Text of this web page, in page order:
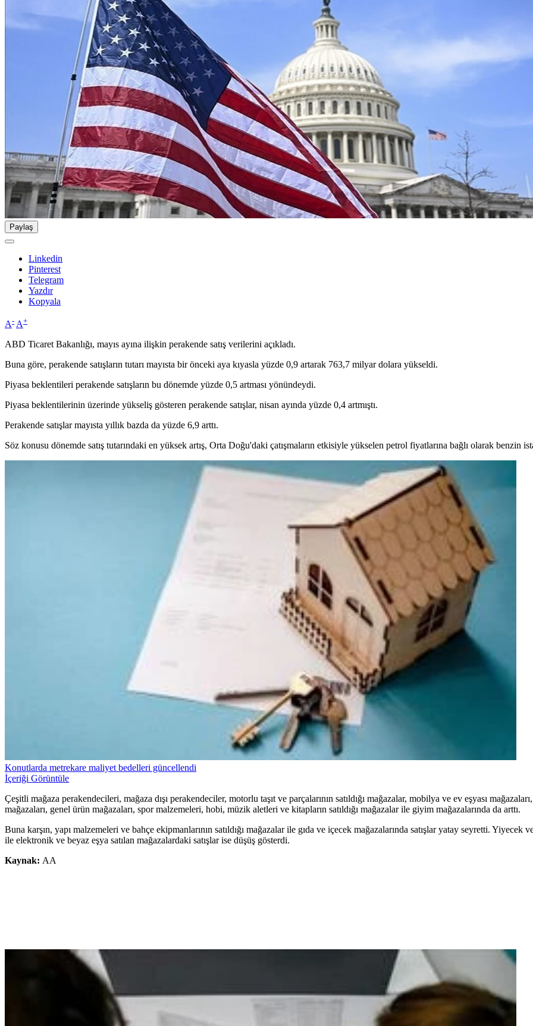
Paylaş
Linkedin
Pinterest
Telegram
Yazdır
Kopyala
A- A+
ABD Ticaret Bakanlığı, mayıs ayına ilişkin perakende satış verilerini açıkladı.
Buna göre, perakende satışların tutarı mayısta bir önceki aya kıyasla yüzde 0,9 artarak 763,7 milyar dolara yükseldi.
Piyasa beklentileri perakende satışların bu dönemde yüzde 0,5 artması yönündeydi.
Piyasa beklentilerinin üzerinde yükseliş gösteren perakende satışlar, nisan ayında yüzde 0,4 artmıştı.
Perakende satışlar mayısta yıllık bazda da yüzde 6,9 arttı.
Söz konusu dönemde satış tutarındaki en yüksek artış, Orta Doğu'daki çatışmaların etkisiyle yükselen petrol fiyatlarına bağlı olarak benzin
Konutlarda metrekare maliyet bedelleri güncellendi
İçeriği Görüntüle
Çeşitli mağaza perakendecileri, mağaza dışı perakendeciler, motorlu taşıt ve parçalarının satıldığı mağazalar, mobilya ve ev eşyası
mağazaları, genel ürün mağazaları, spor malzemeleri, hobi, müzik aletleri ve kitapların satıldığı mağazalar ile giyim mağazalarında da arttı.
Buna karşın, yapı malzemeleri ve bahçe ekipmanlarının satıldığı mağazalar ile gıda ve içecek mağazalarında satışlar yatay seyretti.
ile elektronik ve beyaz eşya satılan mağazalardaki satışlar ise düşüş gösterdi.
Kaynak: AA